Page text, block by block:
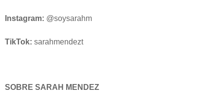
Instagram: @soysarahm
TikTok: sarahmendezt
SOBRE SARAH MENDEZ